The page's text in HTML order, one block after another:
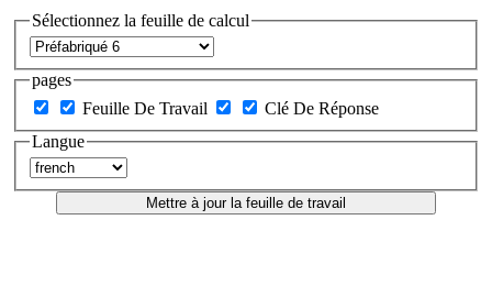
Sélectionnez la feuille de calcul
pages
Feuille De Travail
Clé De Réponse
Langue
Mettre à jour la feuille de travail